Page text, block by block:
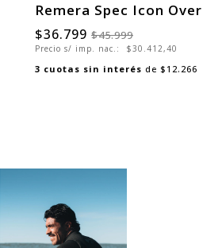
Remera Spec Icon Over
$36.799 $45.999
Precio s/ imp. nac.: $30.412,40
3 cuotas sin interés de $12.266